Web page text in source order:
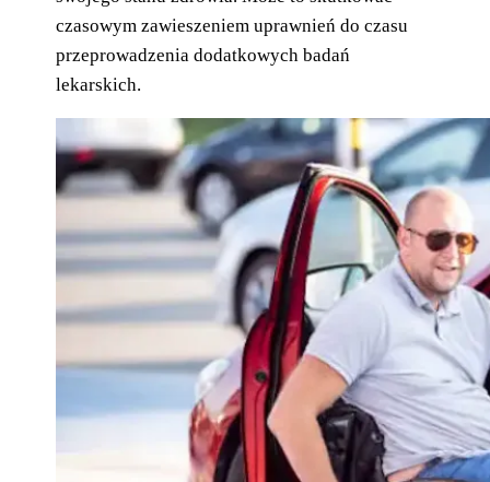
czasowym zawieszeniem uprawnień do czasu
przeprowadzenia dodatkowych badań
lekarskich.